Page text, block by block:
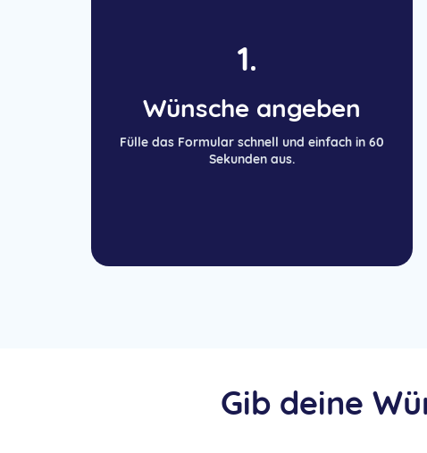
1.
Wünsche angeben
Fülle das Formular schnell und einfach in 60
Sekunden aus.
Gib deine